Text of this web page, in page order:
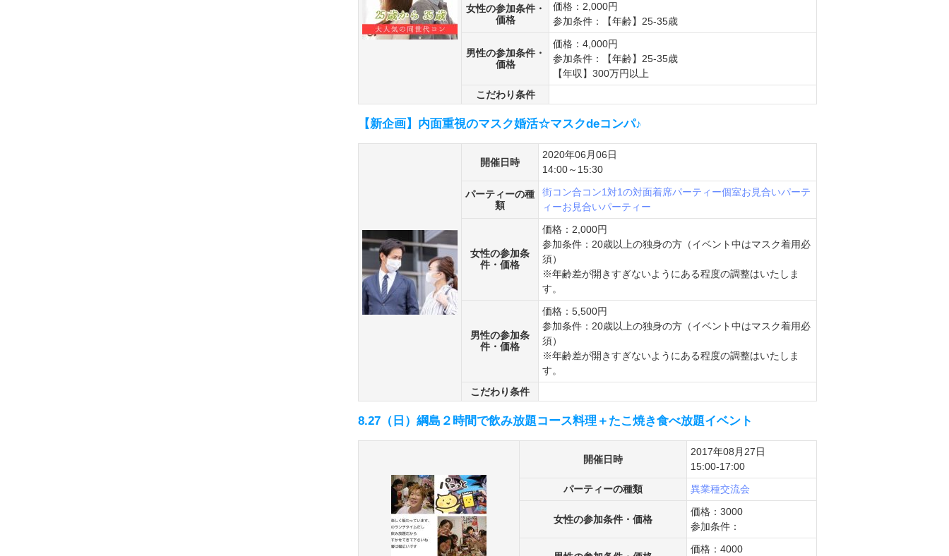
女性の参加条件・
価格
価格：2,000円
参加条件：【年齢】25-35歳
男性の参加条件・
価格
価格：4,000円
参加条件：【年齢】25-35歳
【年収】300万円以上
こだわり条件
【新企画】内面重視のマスク婚活☆マスクdeコンパ♪
開催日時
2020年06月06日
14:00～15:30
パーティーの種
類
街コン合コン1対1の対面着席パーティー個室お見合いパーテ
ィーお見合いパーティー
女性の参加条
件・価格
価格：2,000円
参加条件：20歳以上の独身の方（イベント中はマスク着用必
須）
※年齢差が開きすぎないようにある程度の調整はいたしま
す。
男性の参加条
件・価格
価格：5,500円
参加条件：20歳以上の独身の方（イベント中はマスク着用必
須）
※年齢差が開きすぎないようにある程度の調整はいたしま
す。
こだわり条件
8.27（日）綱島２時間で飲み放題コース料理＋たこ焼き食べ放題イベント
開催日時
2017年08月27日
15:00-17:00
パーティーの種類
異業種交流会
女性の参加条件・価格
価格：3000
参加条件：
価格：4000